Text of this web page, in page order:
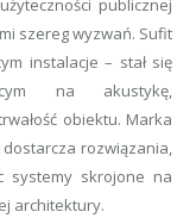
publicznej
szereg wyzwań. Sufit
instalacje – stał się
na akustykę,
obiektu. Marka
rozwiązania,
systemy skrojone na
architektury.